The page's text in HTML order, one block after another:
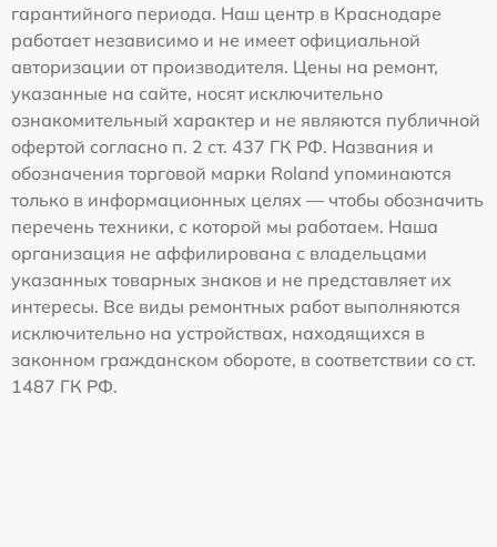
гарантийного периода. Наш центр в Краснодаре
работает независимо и не имеет официальной
авторизации от производителя. Цены на ремонт,
указанные на сайте, носят исключительно
ознакомительный характер и не являются публичной
офертой согласно п. 2 ст. 437 ГК РФ. Названия и
обозначения торговой марки Roland упоминаются
только в информационных целях — чтобы обозначить
перечень техники, с которой мы работаем. Наша
организация не аффилирована с владельцами
указанных товарных знаков и не представляет их
интересы. Все виды ремонтных работ выполняются
исключительно на устройствах, находящихся в
законном гражданском обороте, в соответствии со ст.
1487 ГК РФ.